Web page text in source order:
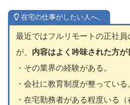
在宅の仕事がしたい人へ。
最近ではフルリモートの正社
が、 内容はよく吟味された方が
・その業界の経験がある。
・会社に教育制度が整っている
・在宅勤務者がある程度いる